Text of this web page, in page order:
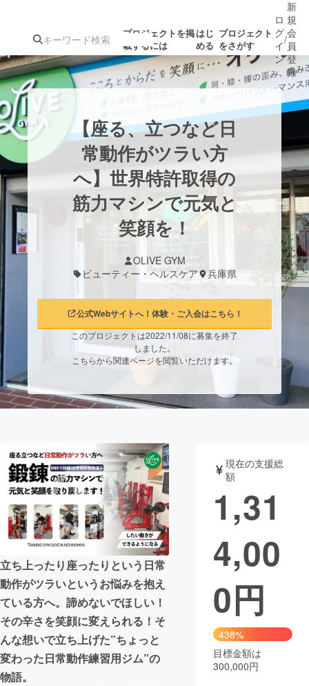
プロジェクトを掲
載するには
はじ
める
プロジェクト
をさがす
人気のプロ
ジェクト
注目のリ
ターン
注目の新着プロ
ジェクト
募集終了が近いプ
ロジェクト
もうすぐ公開
アート・写真
テクノロジー・ガジェット ゲーム・
書籍・雑誌
ビジネス・起業 チャレンジ
まちづくり・地域活性化
CAMPFIREふるさと納税machi-yaコミュニティ
ロ
グ
イ
ン
/
新
規
会
員
登
録
【座る、立つなど日
常動作がツラい方
へ】世界特許取得の
筋力マシンで元気と
笑顔を！
OLIVE GYM
ビューティー・ヘルスケア
兵庫県
公式Webサイトへ！体験・ご入会はこちら！
このプロジェクトは2022/11/08に募集を終了
しました。
こちらから関連ページを閲覧いただけます。
立ち上ったり座ったりという日常
動作がツラいというお悩みを抱え
ている方へ。諦めないでほしい！
その辛さを笑顔に変えられる！そ
んな想いで立ち上げた”ちょっと
変わった日常動作練習用ジム”の
物語。
現在の支援総
額
1,31
4,00
0円
438%
目標金額は
300,000円